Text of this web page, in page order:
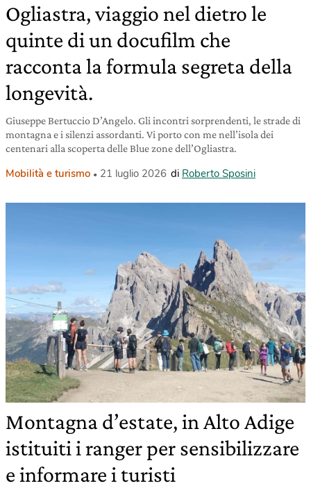
Ogliastra, viaggio nel dietro le
quinte di un docufilm che
racconta la formula segreta della
longevità.
Giuseppe Bertuccio D’Angelo. Gli incontri sorprendenti, le strade di
montagna e i silenzi assordanti. Vi porto con me nell’isola dei
centenari alla scoperta delle Blue zone dell’Ogliastra.
Mobilità e turismo 21 luglio 2026 di Roberto Sposini
Montagna d’estate, in Alto Adige
istituiti i ranger per sensibilizzare
e informare i turisti